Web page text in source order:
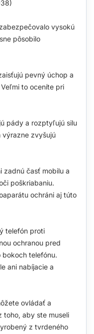
vysokú
pôsobilo
pevný úchop a
to oceníte pri
pády a rozptyľujú silu
výrazne zvyšujú
zadnú časť mobilu a
poškriabaniu.
ochráni aj túto
telefón proti
ochranou pred
bokoch telefónu.
ani nabíjacie a
ovládať a
toho, aby ste museli
z tvrdeného